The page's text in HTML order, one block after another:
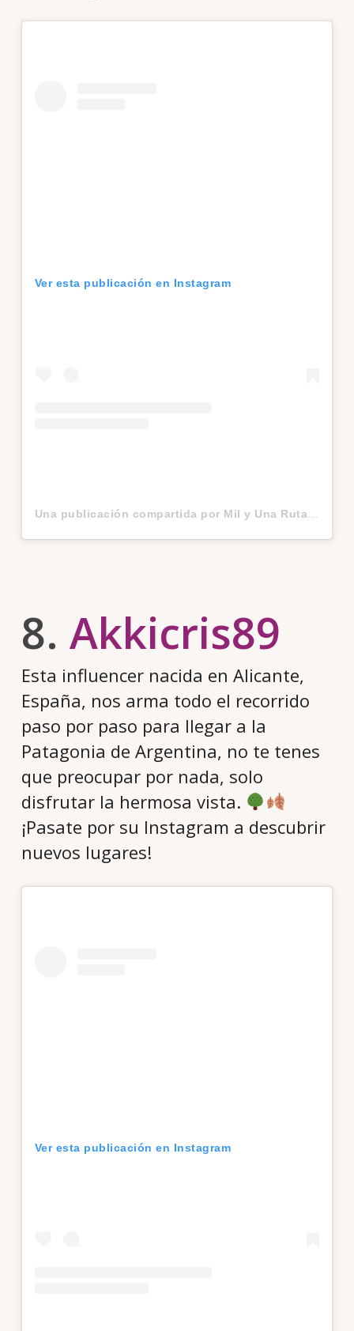
Ver esta publicación en Instagram
8. Akkicris89
Esta influencer nacida en Alicante,
España, nos arma todo el recorrido
paso por paso para llegar a la
Patagonia de Argentina, no te tenes
que preocupar por nada, solo
disfrutar la hermosa vista.
¡Pasate por su Instagram a descubrir
nuevos lugares!
Ver esta publicación en Instagram